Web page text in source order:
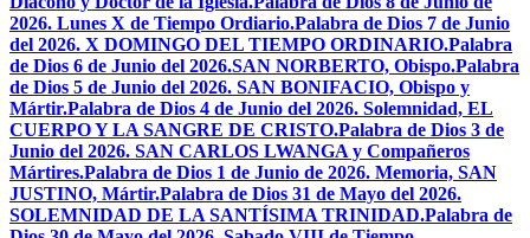
2026. Lunes X de Tiempo Ordiario.Palabra de Dios 7 de Junio
del 2026. X DOMINGO DEL TIEMPO ORDINARIO.Palabra
de Dios 6 de Junio del 2026.SAN NORBERTO, Obispo.Palabra
de Dios 5 de Junio del 2026. SAN BONIFACIO, Obispo y
Mártir.Palabra de Dios 4 de Junio del 2026. Solemnidad, EL
CUERPO Y LA SANGRE DE CRISTO.Palabra de Dios 3 de
Junio del 2026. SAN CARLOS LWANGA y Compañeros
Mártires.Palabra de Dios 1 de Junio de 2026. Memoria, SAN
JUSTINO, Mártir.Palabra de Dios 31 de Mayo del 2026.
SOLEMNIDAD DE LA SANTÍSIMA TRINIDAD.Palabra de